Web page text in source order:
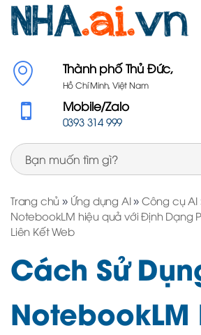
Thành phố Thủ Đức,
Hồ Chí Minh, Việt Nam
Mobile/Zalo
0393 314 999
Trang chủ » Ứng dụng AI» Công cụ AI
NotebookLM hiệu quả với Định Dạng
Liên Kết Web
Cách Sử
NotebookLM